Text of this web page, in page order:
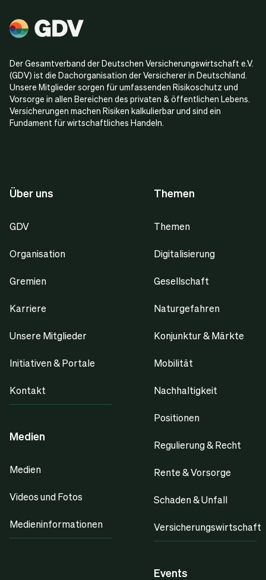
Der Gesamtverband der Deutschen Versicherungswirtschaft e.V.
(GDV) ist die Dachorganisation der Versicherer in Deutschland.
Unsere Mitglieder sorgen für umfassenden Risikoschutz und
Vorsorge in allen Bereichen des privaten & öffentlichen Lebens.
Versicherungen machen Risiken kalkulierbar und sind ein
Fundament für wirtschaftliches Handeln.
Über uns
GDV
Organisation
Gremien
Karriere
Unsere Mitglieder
Initiativen & Portale
Kontakt
Medien
Medien
Videos und Fotos
Medieninformationen
Themen
Themen
Digitalisierung
Gesellschaft
Naturgefahren
Konjunktur & Märkte
Mobilität
Nachhaltigkeit
Positionen
Regulierung & Recht
Rente & Vorsorge
Schaden & Unfall
Versicherungswirtschaft
Events